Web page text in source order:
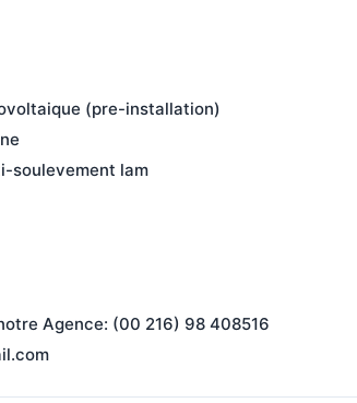
(pre-installation)
soulevement lam
Agence: (00 216) 98 408516